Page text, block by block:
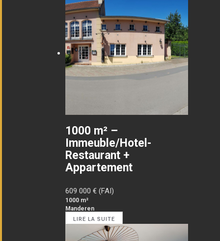
1000 m² –
Immeuble/Hotel-
Restaurant +
Appartement
609 000 € (FAI)
1000 m²
Manderen
LIRE LA SUITE